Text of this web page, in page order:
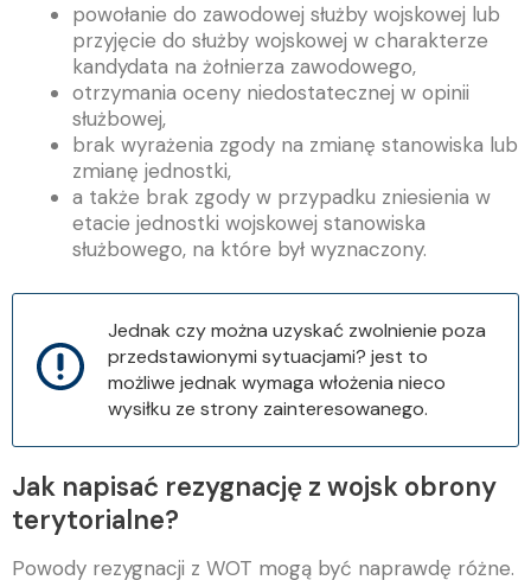
powołanie do zawodowej służby wojskowej lub
przyjęcie do służby wojskowej w charakterze
kandydata na żołnierza zawodowego,
otrzymania oceny niedostatecznej w opinii
służbowej,
brak wyrażenia zgody na zmianę stanowiska lub
zmianę jednostki,
a także brak zgody w przypadku zniesienia w
etacie jednostki wojskowej stanowiska
służbowego, na które był wyznaczony.
Jednak czy można uzyskać zwolnienie poza
przedstawionymi sytuacjami? jest to
możliwe jednak wymaga włożenia nieco
wysiłku ze strony zainteresowanego.
Jak napisać rezygnację z wojsk obrony
terytorialne?
Powody rezygnacji z WOT mogą być naprawdę różne.